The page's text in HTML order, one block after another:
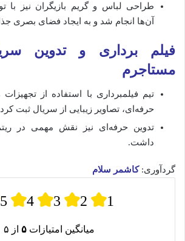
طراحی لباس و گریم بازیگران نیز
آن‌ها انجام شد و به ایجاد فضای بصری
فیلم برداری و تدوین
مستاجرم
تیم فیلمبرداری با استفاده از
حرفه‌ای، تصاویر زیبایی از سریال ثبت
تدوین حرفه‌ای نیز نقش مهمی در
داشت.
گردآوری:کاشمر سلام
5 4 3 2 1
میانگین امتیازات ۵ از ۵